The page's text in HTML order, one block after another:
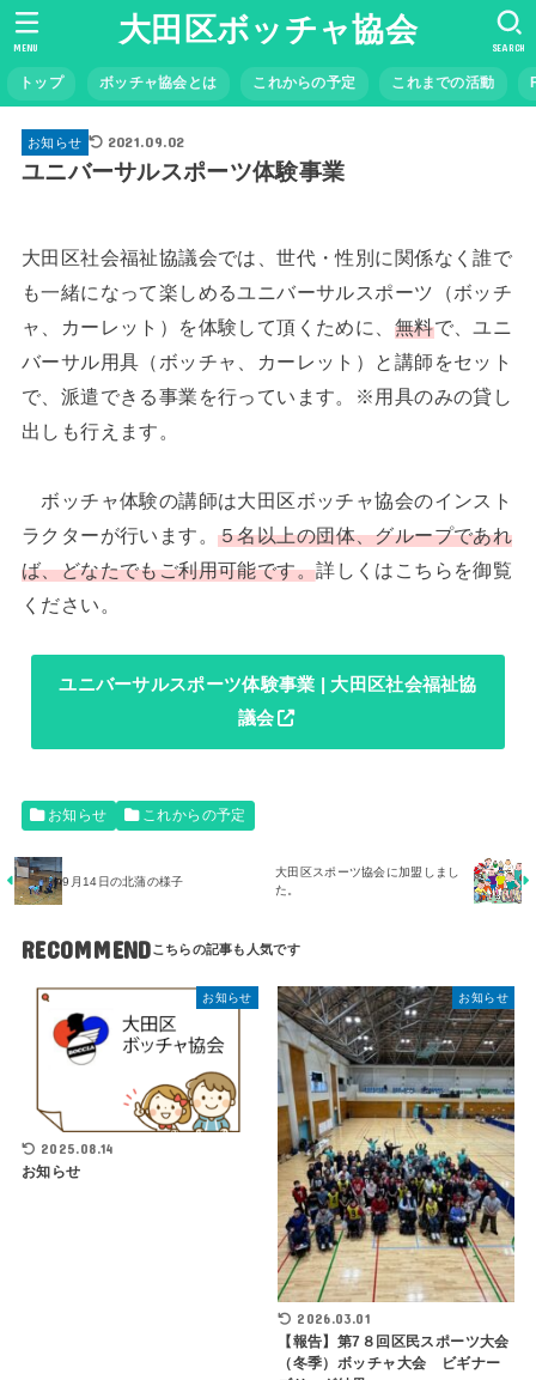
大田区ボッチャ協会
トップ ボッチャ協会とは これからの予定 これまでの活動
SEARCH
MENU
お知らせ 2021.09.02
ユニバーサルスポーツ体験事業
大田区社会福祉協議会では、世代・性別に関係なく誰で
も一緒になって楽しめるユニバーサルスポーツ（ボッチ
ャ、カーレット）を体験して頂くために、 無料で、ユニ
バーサル用具（ボッチャ、カーレット）と講師をセット
で、派遣できる事業を行っています。※用具のみの貸し
出しも行えます。
ボッチャ体験の講師は大田区ボッチャ協会のインスト
ラクターが行います。５名以上の団体、グループであれ
ば、どなたでもご利用可能です。詳しくはこちらを御覧
ください。
ユニバーサルスポーツ体験事業 | 大田区社会福祉協
議会
お知らせ これからの予定
9月14日の北蒲の様子
大田区スポーツ協会に加盟しまし
た。
RECOMMEND
お知らせ
2025.08.14
お知らせ
お知らせ
2026.03.01
【報告】第7８回区民スポーツ大会
（冬季）ボッチャ大会 ビギナー